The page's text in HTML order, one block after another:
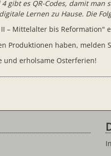
gibt es QR-Codes, damit
Lernen zu Hause. Die
II – Mittelalter bis Reformation"
Produktionen haben, melden
und erholsame Osterferien!